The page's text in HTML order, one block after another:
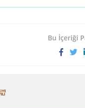
Bu İçeriği